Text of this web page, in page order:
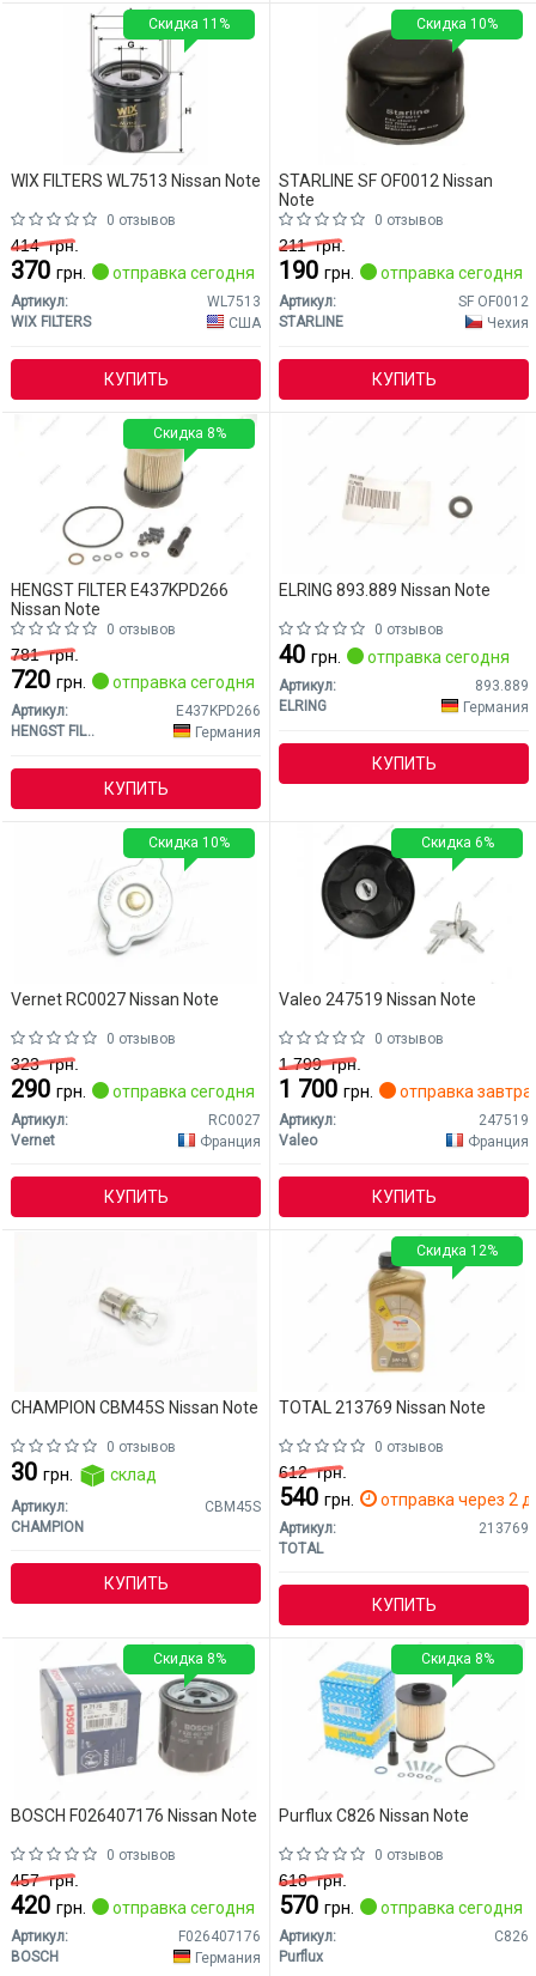
WIX FILTERS WL7513 Nissan Note
0 отзывов
414грн.
370 грн. отправка сегодня
Артикул:
WL7513
WIX FILTERS
США
КУПИТЬ
Скидка 11%
STARLINE SF OF0012 Nissan
Note
0 отзывов
211грн.
190 грн. отправка сегодня
Артикул:
SF OF0012
STARLINE
Чехия
КУПИТЬ
Скидка 10%
HENGST FILTER E437KPD266
Nissan Note
0 отзывов
781грн.
720 грн. отправка сегодня
Артикул:
E437KPD266
HENGST FILTER
Германия
КУПИТЬ
Скидка 8%
ELRING 893.889 Nissan Note
0 отзывов
40 грн. отправка сегодня
Артикул:
893.889
ELRING
Германия
КУПИТЬ
Vernet RC0027 Nissan Note
0 отзывов
323грн.
290 грн. отправка сегодня
Артикул:
RC0027
Vernet
Франция
КУПИТЬ
Скидка 10%
Valeo 247519 Nissan Note
0 отзывов
1 799грн.
1 700 грн. отправка завтра
Артикул:
247519
Valeo
Франция
КУПИТЬ
Скидка 6%
CHAMPION CBM45S Nissan Note
0 отзывов
30 грн. склад
Артикул:
CBM45S
CHAMPION
КУПИТЬ
TOTAL 213769 Nissan Note
0 отзывов
612грн.
540 грн. отправка через 2
Артикул:
213769
TOTAL
КУПИТЬ
Скидка 12%
BOSCH F026407176 Nissan Note
0 отзывов
457грн.
420 грн. отправка сегодня
Артикул:
F026407176
BOSCH
Германия
Скидка 8%
Purflux C826 Nissan Note
0 отзывов
618грн.
570 грн. отправка сегодня
Артикул:
C826
Purflux
Скидка 8%